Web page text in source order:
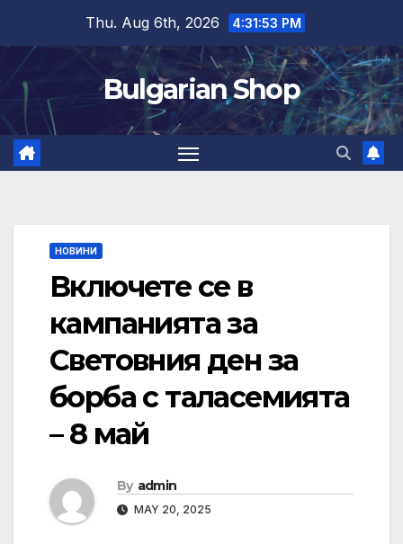
content
Thu. Aug 6th, 2026 4:31:54 PM
Bulgarian Shop
НОВИНИ
Включете се в
кампанията за
Световния ден за
борба с таласемията
– 8 май
By admin
MAY 20, 2025